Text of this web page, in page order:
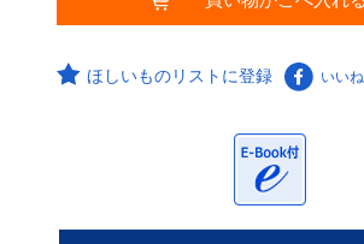
ほしいものリストに登録 いいね